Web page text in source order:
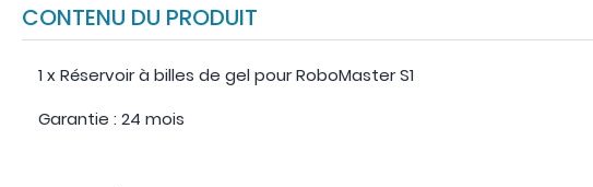
CONTENU DU PRODUIT
1 x Réservoir à billes de gel pour RoboMaster S1
Garantie : 24 mois